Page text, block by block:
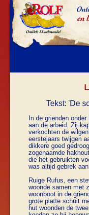
Tekst: 'De
In de grienden
aan de arbeid. Zij
verkochten de
eerstejaars twijgen
dikkere goed
zogenaamde
die het gebruikten
was altijd gebrek
Ruige Rufus, een
woonde samen met
woonboot in de
grote platte schuit
hut woonden de